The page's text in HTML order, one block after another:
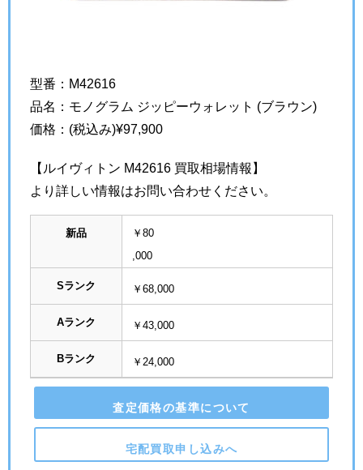
型番：M42616
品名：モノグラム ジッピーウォレット (ブラウン)
価格：(税込み)¥97,900
【ルイヴィトン M42616 買取相場情報】
より詳しい情報はお問い合わせください。
新品 ￥80
,000
Sランク ￥68,000
Aランク ￥43,000
Bランク ￥24,000
査定価格の基準について
宅配買取申し込みへ